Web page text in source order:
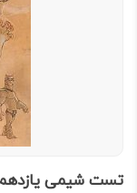
تست شیمی یازدهم